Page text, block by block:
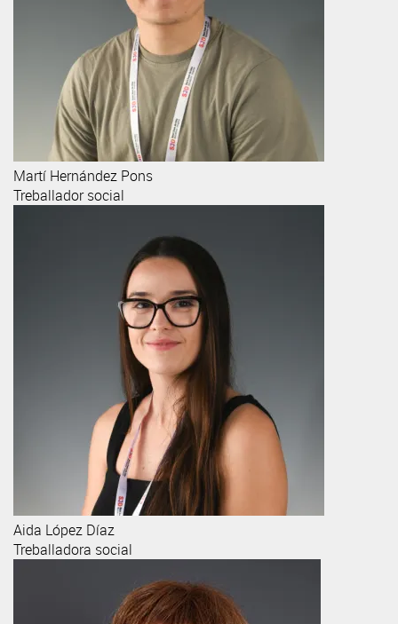
Martí Hernández Pons
Treballador social
Aida López Díaz
Treballadora social